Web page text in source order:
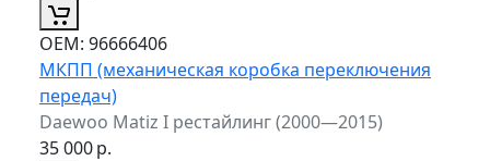
ОЕМ: 96666406
МКПП (механическая коробка переключения
передач)
Daewoo Matiz I рестайлинг (2000—2015)
35 000р.